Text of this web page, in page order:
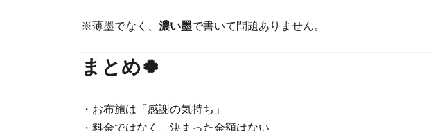
※薄墨でなく、 濃い墨で書いて問題ありません。
まとめ🍀
・お布施は「感謝の気持ち」
・料金ではなく、決まった金額はない